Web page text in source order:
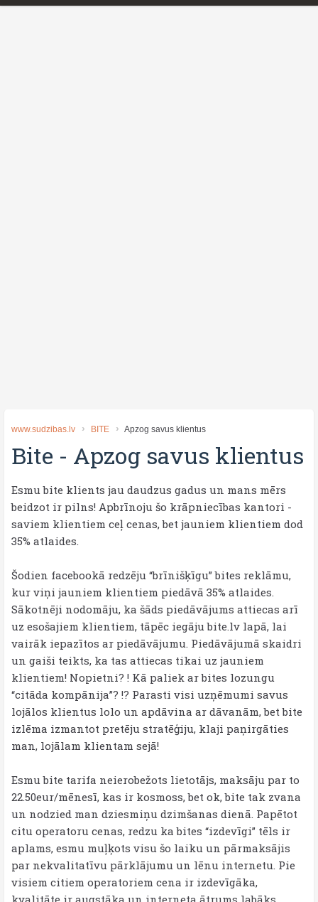
www.sudzibas.lv BITE Apzog savus klientus
Bite - Apzog savus klientus
Esmu bite klients jau daudzus gadus un mans mērs
beidzot ir pilns! Apbrīnoju šo krāpniecības kantori -
saviem klientiem ceļ cenas, bet jauniem klientiem dod
35% atlaides.
Šodien facebookā redzēju “brīnišķīgu” bites reklāmu,
kur viņi jauniem klientiem piedāvā 35% atlaides.
Sākotnēji nodomāju, ka šāds piedāvājums attiecas arī
uz esošajiem klientiem, tāpēc iegāju bite.lv lapā, lai
vairāk iepazītos ar piedāvājumu. Piedāvājumā skaidri
un gaiši teikts, ka tas attiecas tikai uz jauniem
klientiem! Nopietni? ! Kā paliek ar bites lozungu
“citāda kompānija”? !? Parasti visi uzņēmumi savus
lojālos klientus lolo un apdāvina ar dāvanām, bet bite
izlēma izmantot pretēju stratēģiju, klaji paņirgāties
man, lojālam klientam sejā!
Esmu bite tarifa neierobežots lietotājs, maksāju par to
22.50eur/mēnesī, kas ir kosmoss, bet ok, bite tak zvana
un nodzied man dziesmiņu dzimšanas dienā. Papētot
citu operatoru cenas, redzu ka bites “izdevīgi” tēls ir
aplams, esmu muļķots visu šo laiku un pārmaksājis
par nekvalitatīvu pārklājumu un lēnu internetu. Pie
visiem citiem operatoriem cena ir izdevīgāka,
kvalitāte ir augstāka un interneta ātrums labāks.